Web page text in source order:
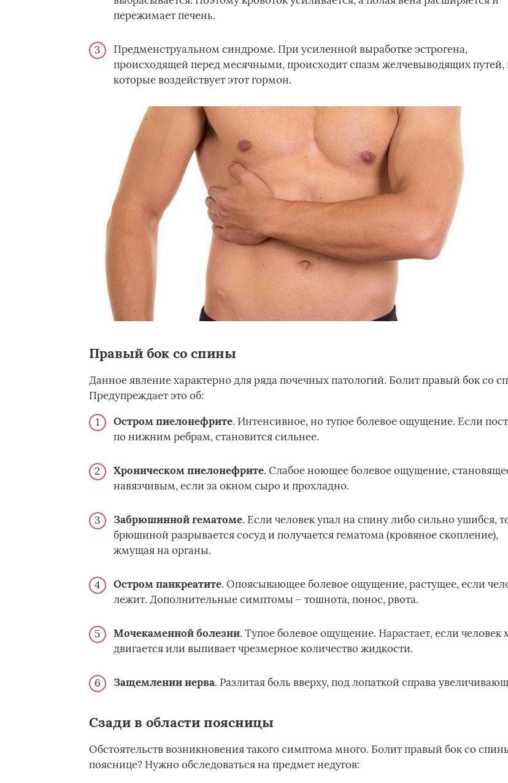
пережимает печень.
Предменструальном синдроме. При усиленной выработке эстрогена,
происходящей перед месячными, происходит спазм желчевыводящих путей,
которые воздействует этот гормон.
Правый бок со спины
Данное явление характерно для ряда почечных патологий. Болит правый бок со
Предупреждает это об:
Остром пиелонефрите. Интенсивное, но тупое болевое ощущение. Если
по нижним ребрам, становится сильнее.
Хроническом пиелонефрите. Слабое ноющее болевое ощущение,
навязчивым, если за окном сыро и прохладно.
Забрюшинной гематоме. Если человек упал на спину либо сильно ушибся,
брюшиной разрывается сосуд и получается гематома (кровяное скопление),
жмущая на органы.
Остром панкреатите. Опоясывающее болевое ощущение, растущее, если
лежит. Дополнительные симптомы – тошнота, понос, рвота.
Мочекаменной болезни. Тупое болевое ощущение. Нарастает, если человек
двигается или выпивает чрезмерное количество жидкости.
Защемлении нерва. Разлитая боль вверху, под лопаткой справа
Сзади в области поясницы
Обстоятельств возникновения такого симптома много. Болит правый бок со
пояснице? Нужно обследоваться на предмет недугов: